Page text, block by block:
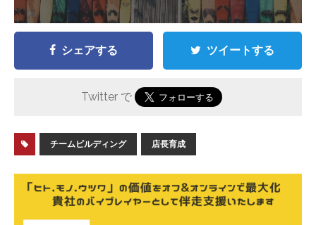
シェアする ツイートする
Twitter で
チームビルディング 店長育成